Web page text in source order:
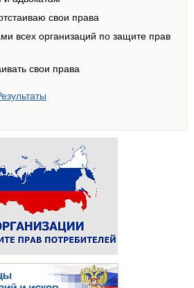
свои права
всех организаций по защите прав
свои права